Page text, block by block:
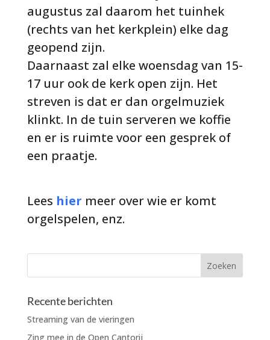
augustus zal daarom het tuinhek
(rechts van het kerkplein) elke dag
geopend zijn.
Daarnaast zal elke woensdag van 15-
17 uur ook de kerk open zijn. Het
streven is dat er dan orgelmuziek
klinkt. In de tuin serveren we koffie
en er is ruimte voor een gesprek of
een praatje.
Lees hier meer over wie er komt
orgelspelen, enz.
Recente berichten
Streaming van de vieringen
Zing mee in de Open Cantorij